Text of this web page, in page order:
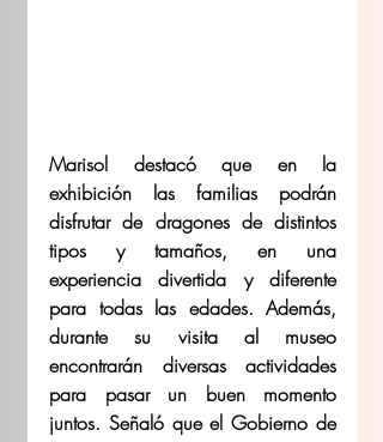
Marisol destacó que en la
exhibición las familias podrán
disfrutar de dragones de distintos
tipos y tamaños, en una
experiencia divertida y diferente
para todas las edades. Además,
durante su visita al museo
encontrarán diversas actividades
para pasar un buen momento
juntos. Señaló que el Gobierno de